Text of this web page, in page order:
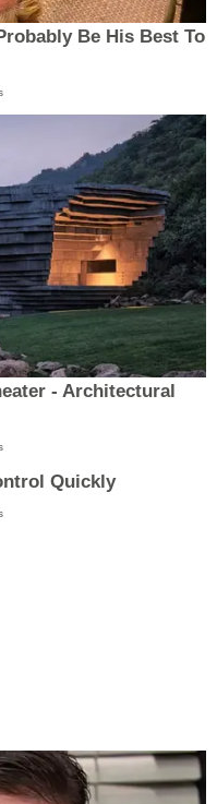
Be His Best To
- Architectural
Quickly